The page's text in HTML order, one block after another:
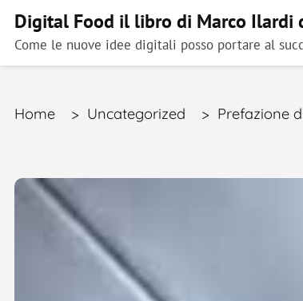
Digital Food il libro di Marco Ilardi
Come le nuove idee digitali posso portare al
Home > Uncategorized > Prefazione